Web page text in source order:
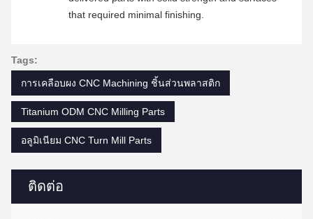
ติดต่อ
that required minimal finishing.
Tags:
การเคลือบผง CNC Machining ชิ้นส่วนพลาสติก
Titanium ODM CNC Milling Parts
อลูมิเนียม CNC Turn Mill Parts